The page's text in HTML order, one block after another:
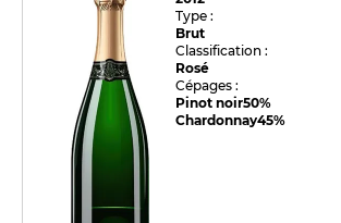
Type :
Brut
Classification :
Rosé
Cépages :
Pinot noir50%
Chardonnay45%